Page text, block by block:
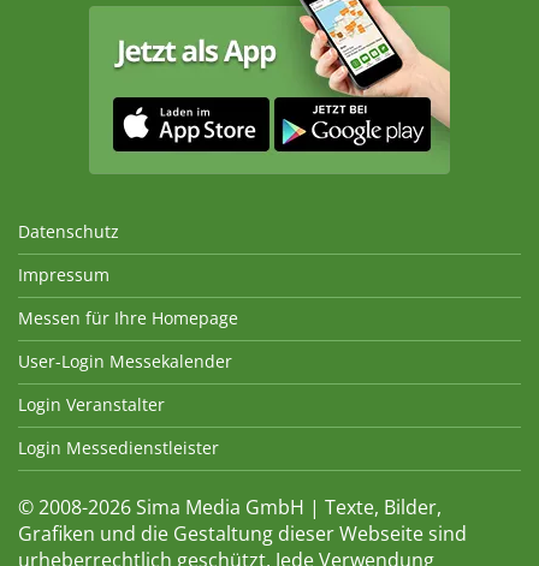
Datenschutz
Impressum
Messen für Ihre Homepage
User-Login Messekalender
Login Veranstalter
Login Messedienstleister
© 2008-2026 Sima Media GmbH | Texte, Bilder,
Grafiken und die Gestaltung dieser Webseite sind
urheberrechtlich geschützt. Jede Verwendung